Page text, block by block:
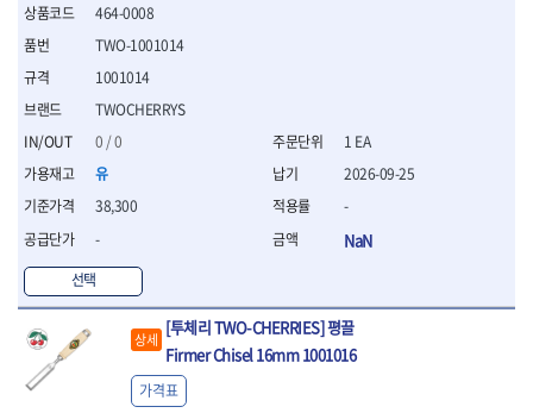
- 볼트세터
- 너트드라이버
- 자화기
- 레이저팁 드라이버
- 임팩엑스트라롱소켓
- 파워렌치
- 드릴척아답타
- 파워렌치
- 소켓홀더
- 클라이밍비트
- 토크아답타
- 비트소켓세트
- 포지비트
464-0008
TWOCHERRYS
0 / 0
유
38,300
-
선택
TWO-1001014
1001014
1 EA
2026-09-25
-
NaN
상세
[투체리 TWO-CHERRIES] 평끌
Firmer Chisel 16mm 1001016
가격표